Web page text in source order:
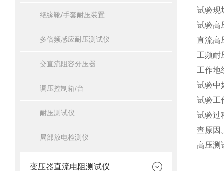
绝缘靴/手套耐压装置
多倍频感应耐压测试仪
交直流阻容分压器
调压控制箱/台
耐压测试仪
局部放电检测仪
变压器直流电阻测试仪
试验现
试验高
直流高
工频耐
工作地
试验中
试验工
试验过
查原因
高压测